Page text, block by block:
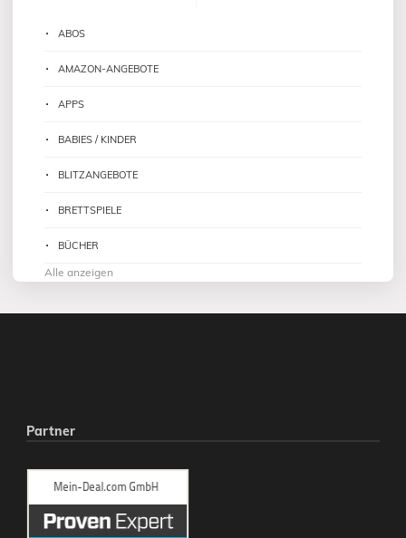
ABOS
AMAZON-ANGEBOTE
APPS
BABIES / KINDER
BLITZANGEBOTE
BRETTSPIELE
BÜCHER
Alle anzeigen
Partner